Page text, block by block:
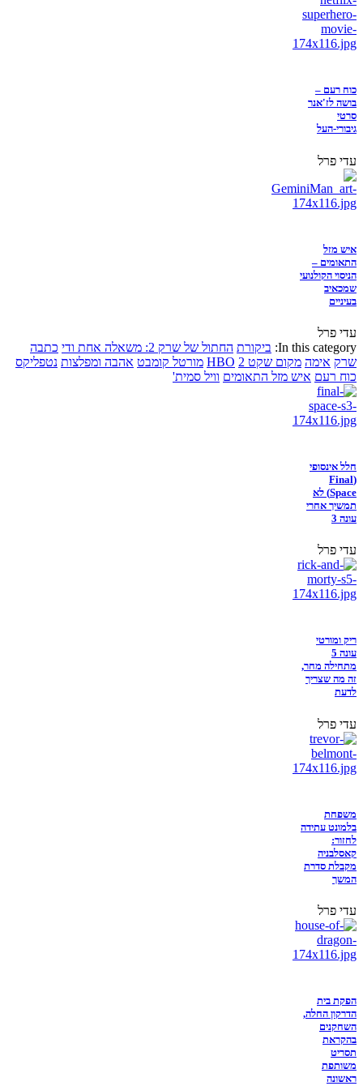
כוח רעם –
בושה לז'אנר
סרטי
גיבורי-העל
עדי פרל
איש מזל
התאומים –
הניסוי הקולנועי
שמכאיב
בעיניים
עדי פרל
In this category: ביקורת החתול של שרק 2: משאלה אחת ודי
כתבה
שרק אימה מקום שקט 2 HBO מורטל קומבט אהבה ומפלצות נטפליקס
כוח רעם איש מזל התאומים וויל סמית'
חלל אינסופי
(Final
Space) לא
תמשיך אחרי
עונה 3
עדי פרל
ריק ומורטי
עונה 5
מתחילה מחר,
זה מה שצריך
לדעת
עדי פרל
משפחת
בלמונט עתידה
לחזור:
קאסלבניה
מקבלת סדרת
המשך
עדי פרל
הפקת בית
הדרקון החלה,
השחקנים
בהקראת
תסריט
משותפת
ראשונה